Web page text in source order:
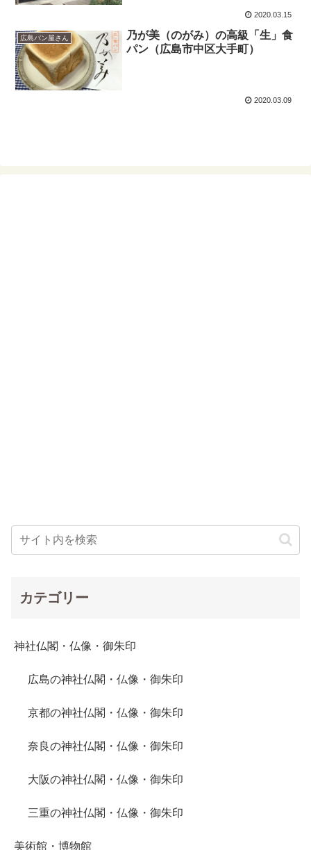
2020.03.15
広島パン屋さん
乃が美（のがみ）の高級「生」食
パン（広島市中区大手町）
2020.03.09
カテゴリー
神社仏閣・仏像・御朱印
広島の神社仏閣・仏像・御朱印
京都の神社仏閣・仏像・御朱印
奈良の神社仏閣・仏像・御朱印
大阪の神社仏閣・仏像・御朱印
三重の神社仏閣・仏像・御朱印
美術館・博物館